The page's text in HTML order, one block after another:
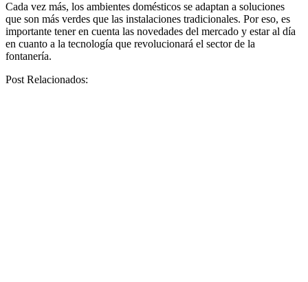
Cada vez más, los ambientes domésticos se adaptan a soluciones
que son más verdes que las instalaciones tradicionales. Por eso, es
importante tener en cuenta las novedades del mercado y estar al día
en cuanto a la tecnología que revolucionará el sector de la
fontanería.
Post Relacionados: